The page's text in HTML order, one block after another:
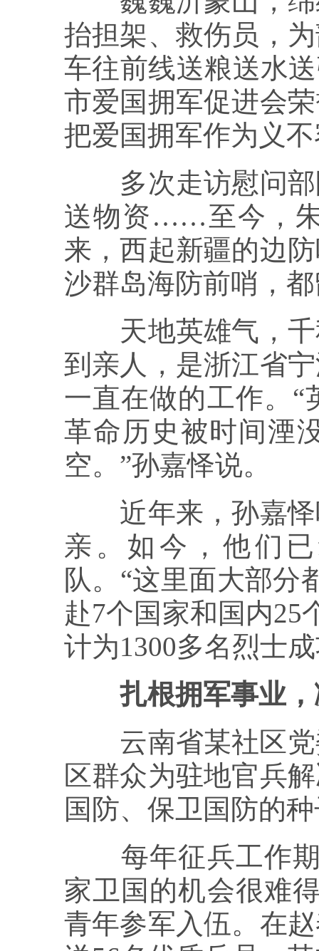
抬担架、救伤员，
车往前线送粮送水
市爱国拥军促进会
把爱国拥军作为义
多次走访慰问部
送物资……至今，
来，西起新疆的边
沙群岛海防前哨，
天地英雄气，千
到亲人，是浙江省
一直在做的工作。
革命历史被时间湮
空。”孙嘉怿说。
近年来，孙嘉怿
亲。如今，他们
队。“这里面大部分
赴7个国家和国内25
计为1300多名烈士
扎根拥军事业，
云南省某社区党
区群众为驻地官兵
国防、保卫国防的
每年征兵工作期
家卫国的机会很难
青年参军入伍。在